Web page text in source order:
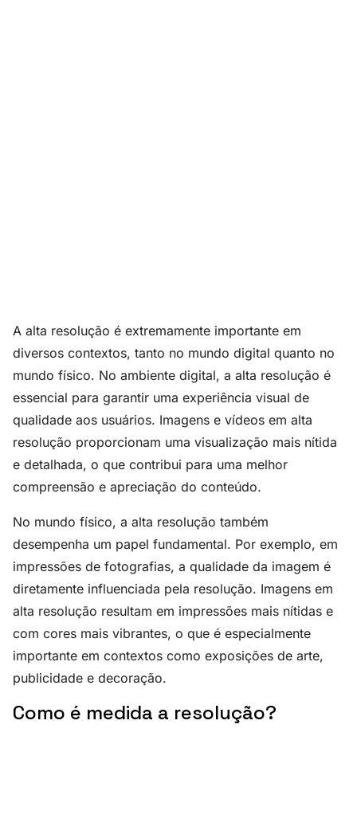
A alta resolução é extremamente importante em
diversos contextos, tanto no mundo digital quanto no
mundo físico. No ambiente digital, a alta resolução é
essencial para garantir uma experiência visual de
qualidade aos usuários. Imagens e vídeos em alta
resolução proporcionam uma visualização mais nítida
e detalhada, o que contribui para uma melhor
compreensão e apreciação do conteúdo.
No mundo físico, a alta resolução também
desempenha um papel fundamental. Por exemplo, em
impressões de fotografias, a qualidade da imagem é
diretamente influenciada pela resolução. Imagens em
alta resolução resultam em impressões mais nítidas e
com cores mais vibrantes, o que é especialmente
importante em contextos como exposições de arte,
publicidade e decoração.
Como é medida a resolução?